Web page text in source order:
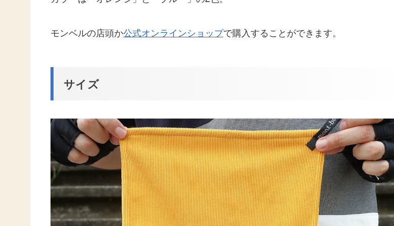
モンベルの店頭か公式オンラインショップで購入することができます。
サイズ